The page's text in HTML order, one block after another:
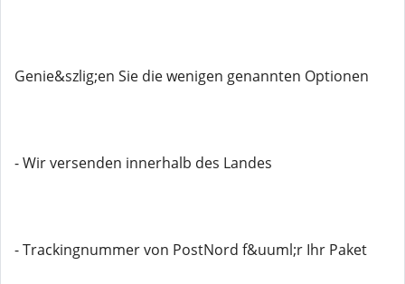
Genie&szlig;en Sie die wenigen genannten Optionen
- Wir versenden innerhalb des Landes
- Trackingnummer von PostNord f&uuml;r Ihr Paket